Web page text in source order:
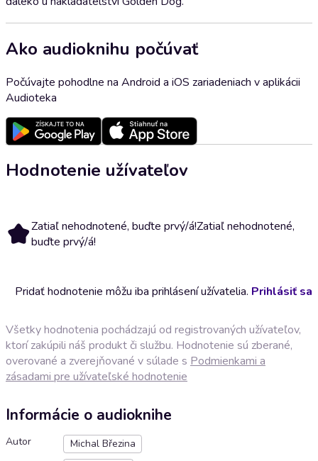
Ako audioknihu počúvať
Počúvajte pohodlne na Android a iOS zariadeniach v aplikácii
Audioteka
Hodnotenie užívateľov
Zatiaľ nehodnotené, buďte prvý/á!Zatiaľ nehodnotené,
buďte prvý/á!
Pridať hodnotenie môžu iba prihlásení užívatelia. Prihlásiť sa
Všetky hodnotenia pochádzajú od registrovaných užívateľov,
ktorí zakúpili náš produkt či službu. Hodnotenie sú zberané,
overované a zverejňované v súlade s Podmienkami a
zásadami pre užívateľské hodnotenie
Informácie o audioknihe
Autor
Michal Březina